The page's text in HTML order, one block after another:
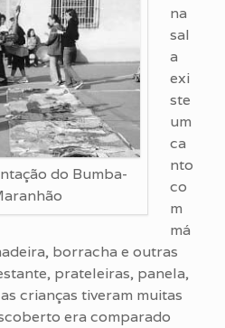
do Bumba-
na
sal
a
exi
ste
um
ca
nto
co
m
má
borracha e outras
prateleiras, panela,
crianças tiveram muitas
era comparado